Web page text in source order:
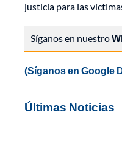
justicia para las
Síganos en nuestro
(Síganos en Google
Últimas Noticias